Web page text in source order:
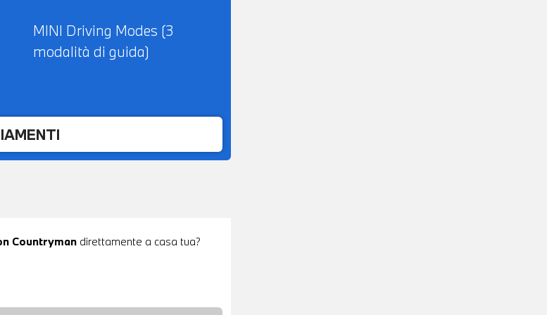
MINI Driving Modes (3
modalità di guida)
Countryman direttamente a casa tua?